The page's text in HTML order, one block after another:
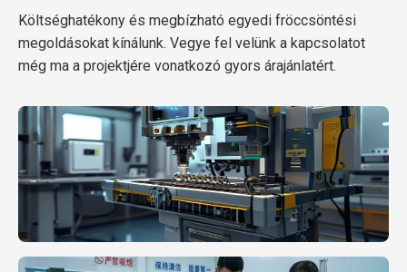
Költséghatékony és megbízható egyedi fröccsöntési
megoldásokat kínálunk. Vegye fel velünk a kapcsolatot
még ma a projektjére vonatkozó gyors árajánlatért.